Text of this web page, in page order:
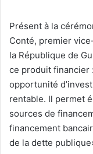
‎Présent à la
Conté, premier
la République de
ce produit financier
opportunité
rentable. Il permet
sources de
financement
de la dette